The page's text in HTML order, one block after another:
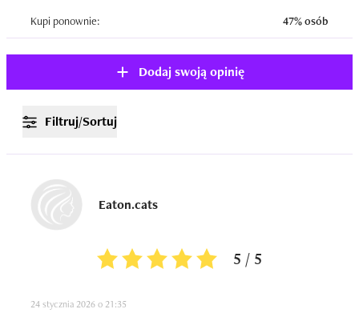
Kupi ponownie:
47% osób
Dodaj swoją opinię
Filtruj/Sortuj
Eaton.cats
5 / 5
24 stycznia 2026 o 21:35